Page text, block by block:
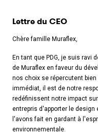
Lettre du CEO
Chère famille Muraflex,
En tant que PDG, je suis ravi
de Muraflex en faveur du
nos choix se répercutent
immédiat, il est de notre
redéfinissent notre impact
entrepris d'apporter le design
l'avons fait en gardant à
environnementale.